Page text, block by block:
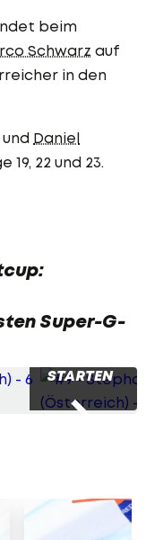
beim
Schwarz auf
in den
und Daniel
19, 22 und 23.
Super-G-
STARTEN